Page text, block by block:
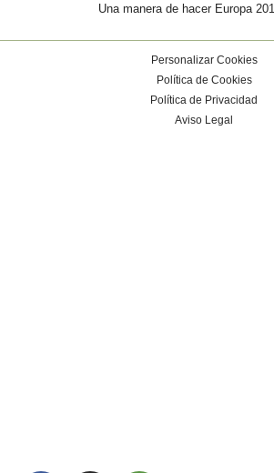
Una manera de hacer Europa
Personalizar Cookies
Política de Cookies
Política de Privacidad
Aviso Legal